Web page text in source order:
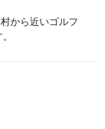
から近いゴルフ